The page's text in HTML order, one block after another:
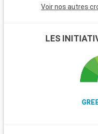
Voir nos autres
LES